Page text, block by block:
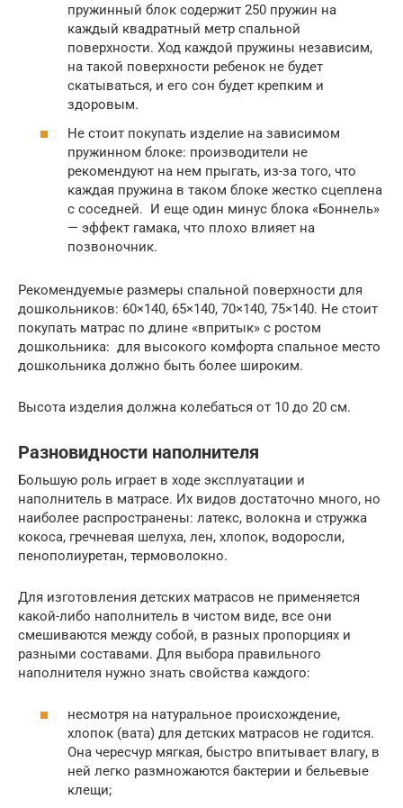
пружинный блок содержит 250 пружин на
каждый квадратный метр спальной
поверхности. Ход каждой пружины независим,
на такой поверхности ребенок не будет
скатываться, и его сон будет крепким и
здоровым.
Не стоит покупать изделие на зависимом
пружинном блоке: производители не
рекомендуют на нем прыгать, из-за того, что
каждая пружина в таком блоке жестко сцеплена
с соседней. И еще один минус блока «Боннель»
— эффект гамака, что плохо влияет на
позвоночник.
Рекомендуемые размеры спальной поверхности для
дошкольников: 60×140, 65×140, 70×140, 75×140. Не стоит
покупать матрас по длине «впритык» с ростом
дошкольника: для высокого комфорта спальное место
дошкольника должно быть более широким.
Высота изделия должна колебаться от 10 до 20 см.
Разновидности наполнителя
Большую роль играет в ходе эксплуатации и
наполнитель в матрасе. Их видов достаточно много, но
наиболее распространены: латекс, волокна и стружка
кокоса, гречневая шелуха, лен, хлопок, водоросли,
пенополиуретан, термоволокно.
Для изготовления детских матрасов не применяется
какой-либо наполнитель в чистом виде, все они
смешиваются между собой, в разных пропорциях и
разными составами. Для выбора правильного
наполнителя нужно знать свойства каждого:
несмотря на натуральное происхождение,
хлопок (вата) для детских матрасов не годится.
Она чересчур мягкая, быстро впитывает влагу, в
ней легко размножаются бактерии и бельевые
клещи;